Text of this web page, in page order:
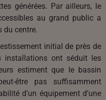
générées. Par ailleurs, le
au grand public a
du centre.
initial de près de
installations ont séduit les
estiment que le bassin
être pas suffisamment
d’un équipement d’une